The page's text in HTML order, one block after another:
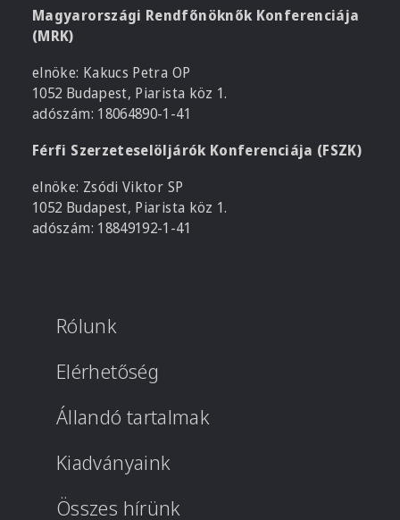
Magyarországi Rendfőnöknők Konferenciája
(MRK)
elnöke: Kakucs Petra OP
1052 Budapest, Piarista köz 1.
adószám: 18064890-1-41
Férfi Szerzeteselöljárók Konferenciája (FSZK)
elnöke: Zsódi Viktor SP
1052 Budapest, Piarista köz 1.
adószám: 18849192-1-41
Rólunk
Elérhetőség
Állandó tartalmak
Kiadványaink
Összes hírünk